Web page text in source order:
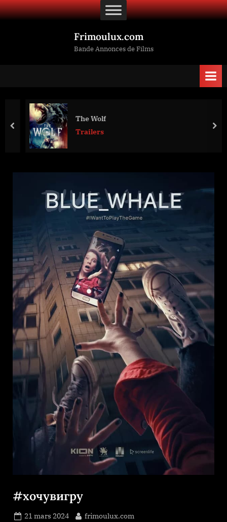
Skip
to
Frimoulux.com
Bande Annonces de Films
The Wolf
Trailers
prev
#хочувигру
Posted
21 mars 2024 By
frimoulux.com